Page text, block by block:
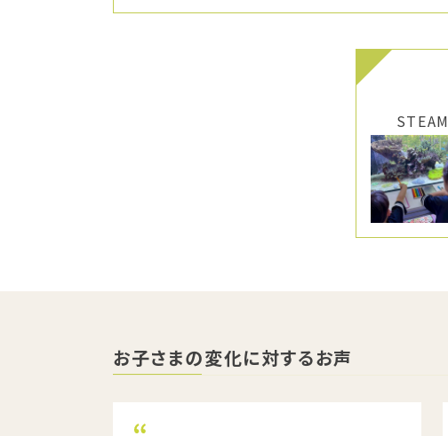
STEAM
お子さまの変化に対するお声